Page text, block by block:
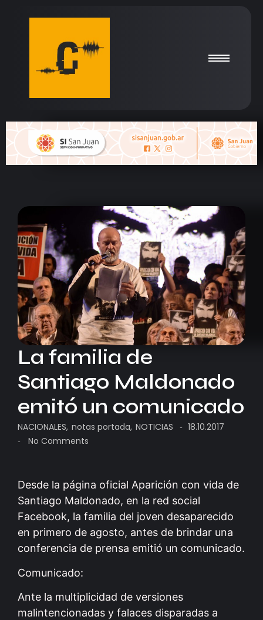
La familia de
Santiago Maldonado
emitó un comunicado
NACIONALES, notas portada, NOTICIAS - 18.10.2017
- No Comments
Desde la página oficial Aparición con vida de
Santiago Maldonado, en la red social
Facebook, la familia del joven desaparecido
en primero de agosto, antes de brindar una
conferencia de prensa emitió un comunicado.
Comunicado:
Ante la multiplicidad de versiones
malintencionadas y falaces disparadas a